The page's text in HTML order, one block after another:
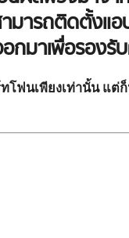
ารถติดตั้งแ
กมาเพื่อรองรั
ฟนเพียงเท่านั้น แ